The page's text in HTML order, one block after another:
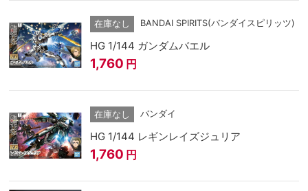
在庫なし BANDAI SPIRITS(バンダイスピリッツ)
HG 1/144 ガンダムバエル
1,760 円
在庫なし バンダイ
HG 1/144 レギンレイズジュリア
1,760 円